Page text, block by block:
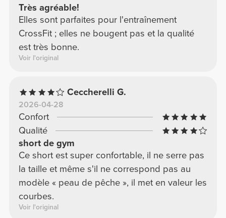
Très agréable!
Elles sont parfaites pour l'entraînement
CrossFit ; elles ne bougent pas et la qualité
est très bonne.
Voir l'original
Ceccherelli G.
2026-04-28
Confort
Qualité
short de gym
Ce short est super confortable, il ne serre pas
la taille et même s'il ne correspond pas au
modèle « peau de pêche », il met en valeur les
courbes.
Voir l'original